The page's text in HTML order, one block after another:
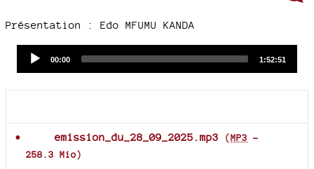
Présentation : Edo MFUMU KANDA
Current
00:00
Total
1:52:51
emission_du_28_09_2025.mp3 (MP3 -
258.3 Mio)